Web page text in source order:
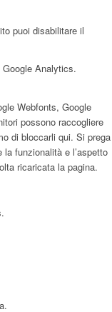
puoi disabilitare il
Analytics.
Webfonts, Google
possono raccogliere
di bloccarli qui. Si prega
funzionalità e l’aspetto
ricaricata la pagina.